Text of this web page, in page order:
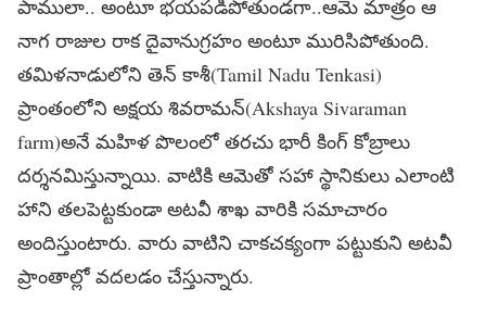
పాములా.. అంటూ భయపడిపోతుండగా..ఆమె మాత్రం ఆ
నాగ రాజుల రాక దైవానుగ్రహం అంటూ మురిసిపోతుంది.
తమిళనాడులోని తెన్ కాశీ(Tamil Nadu Tenkasi)
ప్రాంతంలోని అక్షయ శివరామన్(Akshaya Sivaraman
farm)అనే మహిళ పొలంలో తరచు భారీ కింగ్ కోబ్రాలు
దర్శనమిస్తున్నాయి. వాటికి ఆమెతో సహా స్థానికులు ఎలాంటి
హాని తలపెట్టకుండా అటవీ శాఖ వారికి సమాచారం
అందిస్తుంటారు. వారు వాటిని చాకచక్యంగా పట్టుకుని అటవీ
ప్రాంతాల్లో వదలడం చేస్తున్నారు.